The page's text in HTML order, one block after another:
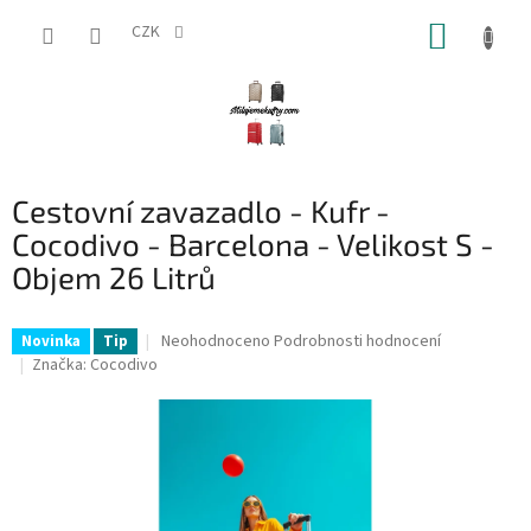
CZK
Cestovní zavazadlo - Kufr -
Cocodivo - Barcelona - Velikost S -
Objem 26 Litrů
Novinka Tip
Průměrné
je
Neohodnoceno Podrobnosti hodnocení
Značka: Cocodivo